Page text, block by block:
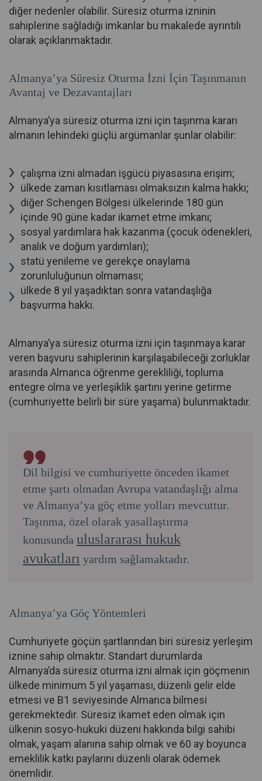
diğer nedenler olabilir. Süresiz oturma izninin
sahiplerine sağladığı imkanlar bu makalede ayrıntılı
olarak açıklanmaktadır.
Almanya’ya Süresiz Oturma İzni İçin Taşınmanın
Avantaj ve Dezavantajları
Almanya’ya süresiz oturma izni için taşınma kararı
almanın lehindeki güçlü argümanlar şunlar olabilir:
çalışma izni almadan işgücü piyasasına erişim;
ülkede zaman kısıtlaması olmaksızın kalma hakkı;
diğer Schengen Bölgesi ülkelerinde 180 gün
içinde 90 güne kadar ikamet etme imkanı;
sosyal yardımlara hak kazanma (çocuk ödenekleri,
analık ve doğum yardımları);
statü yenileme ve gerekçe onaylama
zorunluluğunun olmaması;
ülkede 8 yıl yaşadıktan sonra vatandaşlığa
başvurma hakkı.
Almanya’ya süresiz oturma izni için taşınmaya karar
veren başvuru sahiplerinin karşılaşabileceği zorluklar
arasında Almanca öğrenme gerekliliği, topluma
entegre olma ve yerleşiklik şartını yerine getirme
(cumhuriyette belirli bir süre yaşama) bulunmaktadır.
Dil bilgisi ve cumhuriyette önceden ikamet
etme şartı olmadan Avrupa vatandaşlığı alma
ve Almanya’ya göç etme yolları mevcuttur.
Taşınma, özel olarak yasallaştırma
konusunda uluslararası hukuk
avukatları yardım sağlamaktadır.
Almanya’ya Göç Yöntemleri
Cumhuriyete göçün şartlarından biri süresiz yerleşim
iznine sahip olmaktır. Standart durumlarda
Almanya’da süresiz oturma izni almak için göçmenin
ülkede minimum 5 yıl yaşaması, düzenli gelir elde
etmesi ve B1 seviyesinde Almanca bilmesi
gerekmektedir. Süresiz ikamet eden olmak için
ülkenin sosyo-hukuki düzeni hakkında bilgi sahibi
olmak, yaşam alanına sahip olmak ve 60 ay boyunca
emeklilik katkı paylarını düzenli olarak ödemek
önemlidir.